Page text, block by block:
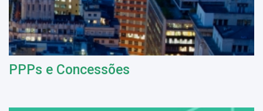
PPPs e Concessões